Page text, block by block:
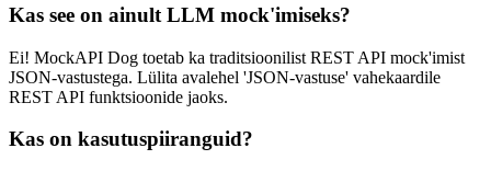
Kas see on ainult LLM mock'imiseks?
Ei! MockAPI Dog toetab ka traditsioonilist REST API mock'imist
JSON-vastustega. Lülita avalehel 'JSON-vastuse' vahekaardile
REST API funktsioonide jaoks.
Kas on kasutuspiiranguid?